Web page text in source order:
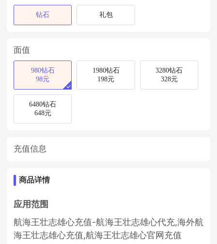
钻石 礼包
面值
980钻石
98元
1980钻石
198元
3280钻石
328元
6480钻石
648元
充值信息
商品详情
应用范围
航海王壮志雄心充值-航海王壮志雄心代充,海外航
海王壮志雄心充值,航海王壮志雄心官网充值